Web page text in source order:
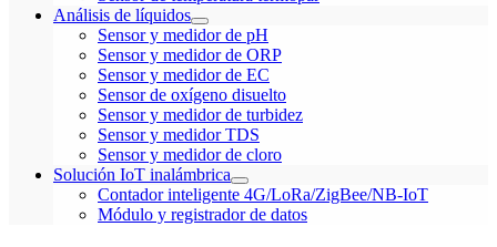
Análisis de líquidos
Sensor y medidor de pH
Sensor y medidor de ORP
Sensor y medidor de EC
Sensor de oxígeno disuelto
Sensor y medidor de turbidez
Sensor y medidor TDS
Sensor y medidor de cloro
Solución IoT inalámbrica
Contador inteligente 4G/LoRa/ZigBee/NB-IoT
Módulo y registrador de datos